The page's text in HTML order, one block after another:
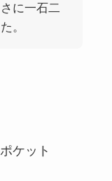
に一石二
。
ケット